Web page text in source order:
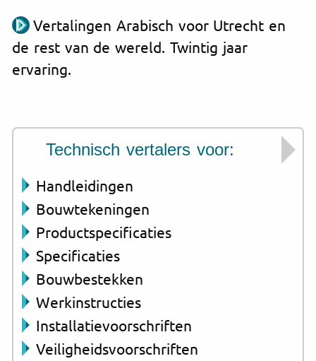
Vertalingen Arabisch voor Utrecht en
de rest van de wereld. Twintig jaar
ervaring.
Technisch vertalers voor:
Handleidingen
Bouwtekeningen
Productspecificaties
Specificaties
Bouwbestekken
Werkinstructies
Installatievoorschriften
Veiligheidsvoorschriften